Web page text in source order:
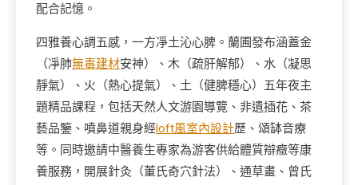
配合記憶。
四雅養心調五感，一方凈土沁心脾。蘭圃發布涵蓋金
（凈肺無毒建材安神）、木（疏肝解郁）、水（凝思
靜氣）、火（熱心提氣）、土（健脾穩心）五年夜主
題精品課程，包括天然人文游園導覽、非遺插花、茶
藝品鑒、噴鼻道親身經loft風室內設計歷、頌缽音療
等。同時邀請中醫養生專家為游客供給體質辯癥等康
養服務，開展針灸（董氏奇穴針法）、通草畫、曾氏